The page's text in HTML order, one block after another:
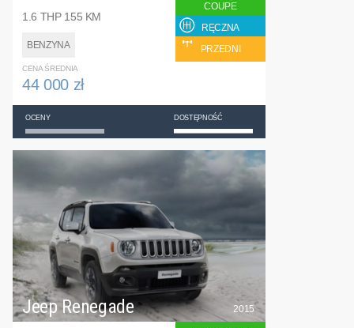
1.6 THP 155 KM
BENZYNA
COUPE
RĘCZNA
PRZEDNI
CENA ŚREDNIA
44 000 zł
OCENY DOSTĘPNOŚĆ
Jeep Renegade 2015